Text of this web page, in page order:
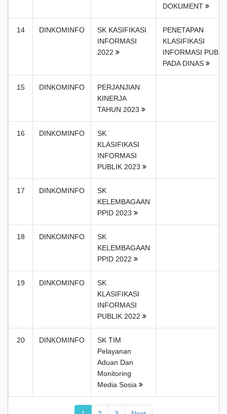
DOKUMENT
14 DINKOMINFO
SK KASIFIKASI
INFORMASI
2022
PENETAPAN
KLASIFIKASI
INFORMASI
PADA DINAS
15 DINKOMINFO
PERJANJIAN
KINERJA
TAHUN 2023
16 DINKOMINFO
SK
KLASIFIKASI
INFORMASI
PUBLIK 2023
17 DINKOMINFO
SK
KELEMBAGAAN
PPID 2023
18 DINKOMINFO
SK
KELEMBAGAAN
PPID 2022
19 DINKOMINFO
SK
KLASIFIKASI
INFORMASI
PUBLIK 2022
20 DINKOMINFO
SK TIM
Pelayanan
Aduan Dan
Monitoring
Media Sosia